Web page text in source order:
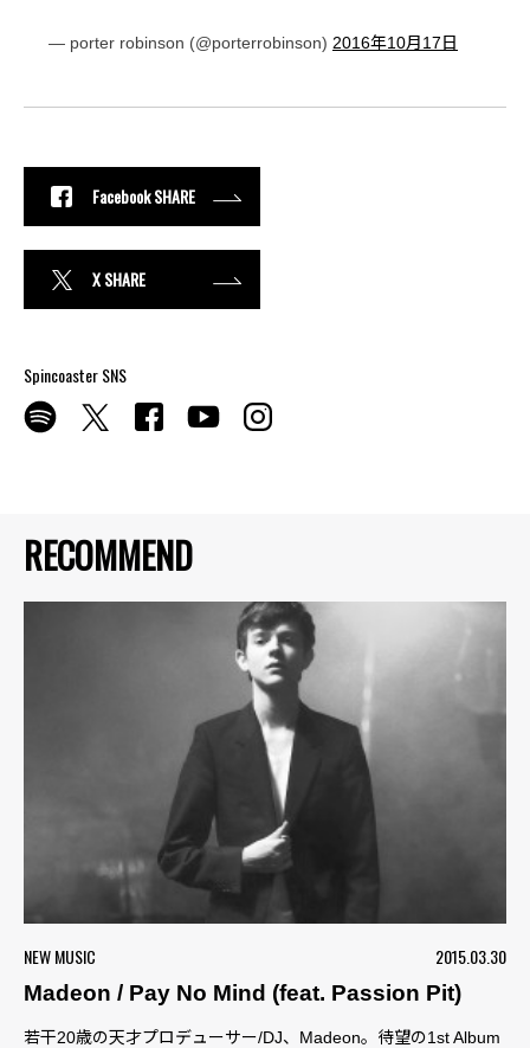
RECOMMEND
NEW MUSIC
2015.03.30
Madeon / Pay No Mind (feat. Passion Pit)
若干20歳の天才プロデューサー/DJ、Madeon。待望の1st Album
— porter robinson (@porterrobinson) 2016年10月17日
Facebook SHARE
X SHARE
Spincoaster SNS